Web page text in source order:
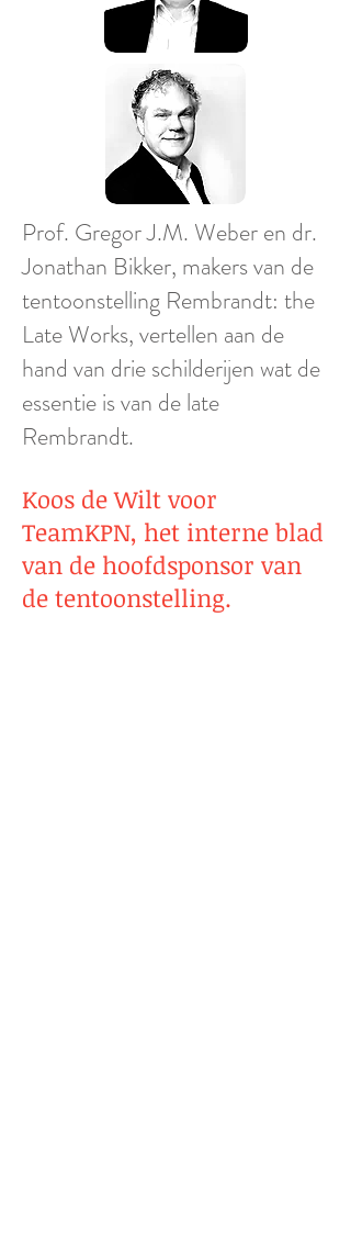
Prof. Gregor J.M. Weber en dr.
Jonathan Bikker, makers van de
tentoonstelling Rembrandt: the
Late Works, vertellen aan de
hand van drie schilderijen wat de
essentie is van de late
Rembrandt.
Koos de Wilt voor
TeamKPN, het interne blad
van de hoofdsponsor van
de tentoonstelling.